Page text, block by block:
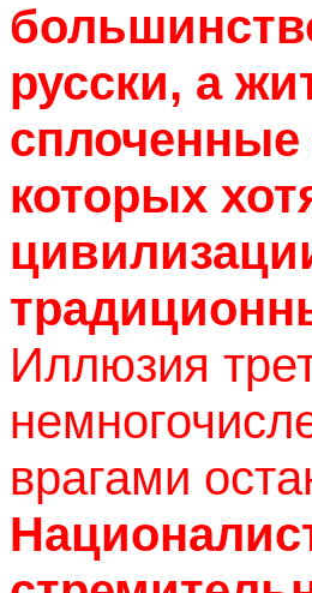
русски, а
сплоченные
которых
Иллюзия
врагами